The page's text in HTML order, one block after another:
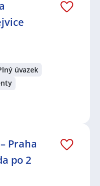
úvazek
Praha
po 2